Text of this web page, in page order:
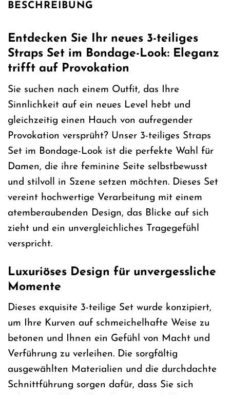
BESCHREIBUNG
Entdecken Sie Ihr neues 3-teiliges
Straps Set im Bondage-Look: Eleganz
trifft auf Provokation
Sie suchen nach einem Outfit, das Ihre
Sinnlichkeit auf ein neues Level hebt und
gleichzeitig einen Hauch von aufregender
Provokation versprüht? Unser 3-teiliges Straps
Set im Bondage-Look ist die perfekte Wahl für
Damen, die ihre feminine Seite selbstbewusst
und stilvoll in Szene setzen möchten. Dieses Set
vereint hochwertige Verarbeitung mit einem
atemberaubenden Design, das Blicke auf sich
zieht und ein unvergleichliches Tragegefühl
verspricht.
Luxuriöses Design für unvergessliche
Momente
Dieses exquisite 3-teilige Set wurde konzipiert,
um Ihre Kurven auf schmeichelhafte Weise zu
betonen und Ihnen ein Gefühl von Macht und
Verführung zu verleihen. Die sorgfältig
ausgewählten Materialien und die durchdachte
Schnittführung sorgen dafür, dass Sie sich